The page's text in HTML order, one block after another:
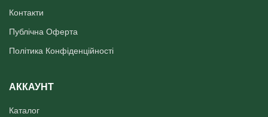
Контакти
Публічна Оферта
Політика Конфіденційності
АККАУНТ
Каталог